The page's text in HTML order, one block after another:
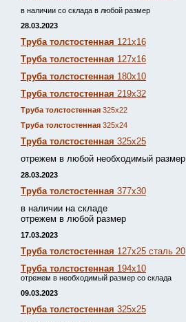
в наличии со склада в любой размер
28.03.2023
Труба толстостенная 121х16
Труба толстостенная 127х16
Труба толстостенная 180х10
Труба толстостенная 219х32
Труба толстостенная 325х22
Труба толстостенная 325х24
Труба толстостенная 325х25
отрежем в любой необходимый размер
28.03.2023
Труба толстостенная 377х30
в наличии на складе
отрежем в любой размер
17.03.2023
Труба толстостенная 127х25 сталь 20
Труба толстостенная 194х10
отрежем в необходимый размер со склада
09.03.2023
Труба толстостенная 325х25